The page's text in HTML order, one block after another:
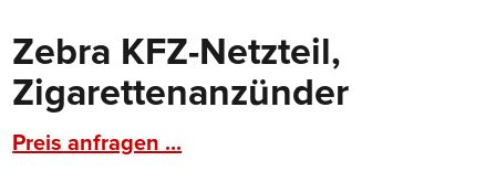
Zebra KFZ-Netzteil,
Zigarettenanzünder
Preis anfragen ...